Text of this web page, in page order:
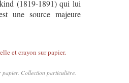
(1819-1891) qui lui
une source majeure
Collection particulière.